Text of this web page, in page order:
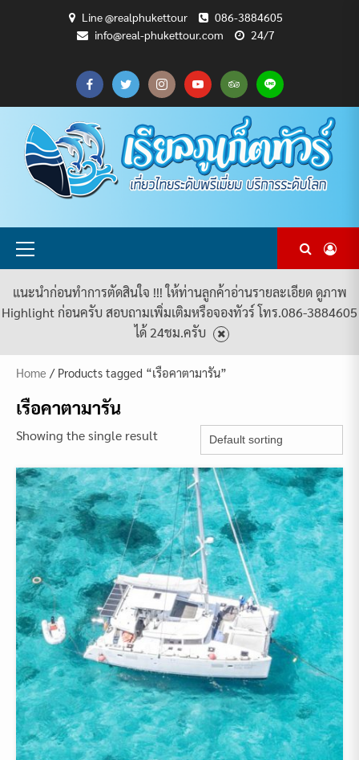
Line @realphukettour
086-3884605
info@real-phukettour.com
24/7
CART
CHECKOUT
MY
ACCOUNT
SAMPLE
PAGE
ทัวร์
ทั้งหมด
บทความ
ท่อง
เที่ยว
ยินดี
ต้อนรับ
สู่
PHUKET
TOUR
เกี่ยว
กับ
เรา
แพ็คเกจ
ทัวร์
ทั้งหมด
Primary
แนะนำก่อนทำการตัดสินใจ !!! ให้ท่านลูกค้าอ่านรายละเอียด ดูภาพ
Highlight ก่อนครับ สอบถามเพิ่มเติมหรือจองทัวร์ โทร.086-3884605
ได้ 24ชม.ครับ
Home / Products tagged “เรือคาตามารัน”
เรือคาตามารัน
Showing the single result